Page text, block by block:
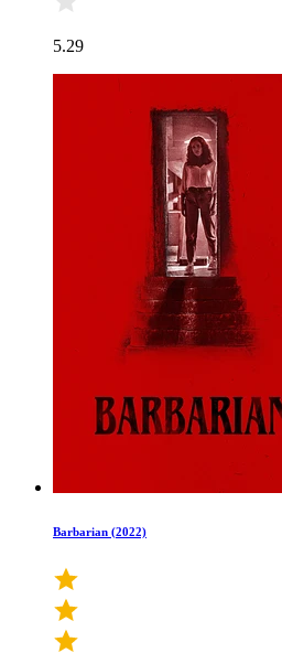
5.29
Barbarian (2022)